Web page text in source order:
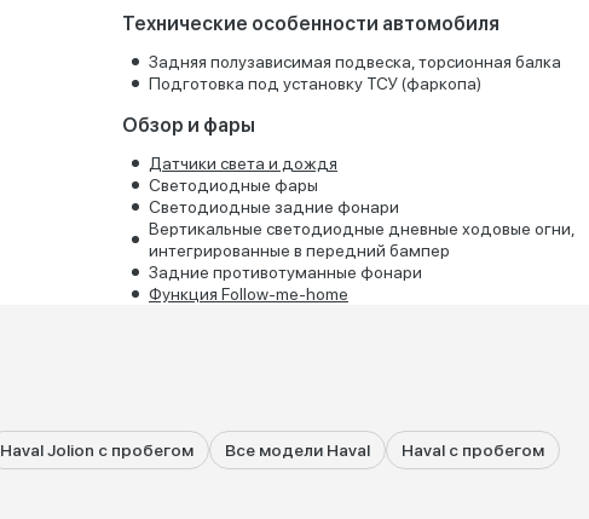
Технические особенности автомобиля
Задняя полузависимая подвеска, торсионная балка
Подготовка под установку ТСУ (фаркопа)
Обзор и фары
Датчики света и дождя
Светодиодные фары
Светодиодные задние фонари
Вертикальные светодиодные дневные ходовые огни,
интегрированные в передний бампер
Задние противотуманные фонари
Функция Follow-me-home
Haval Jolion с пробегом Все модели Haval Haval с пробегом